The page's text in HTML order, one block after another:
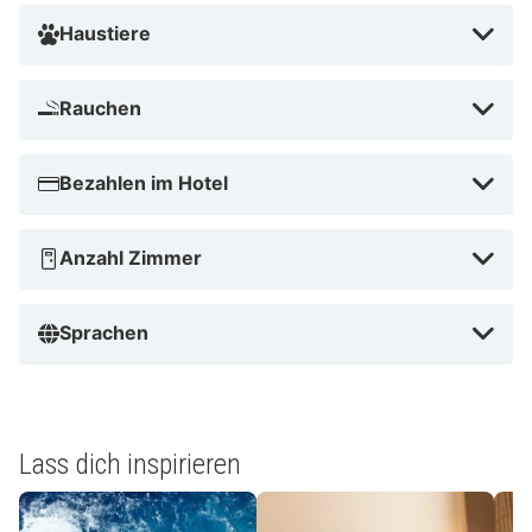
Haustiere
Rauchen
Bezahlen im Hotel
Anzahl Zimmer
Sprachen
Lass dich inspirieren